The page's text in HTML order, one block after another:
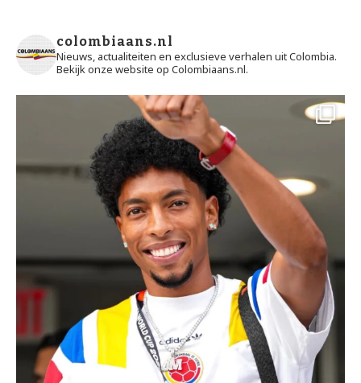
colombiaans.nl
Nieuws, actualiteiten en exclusieve verhalen uit Colombia.
Bekijk onze website op Colombiaans.nl.